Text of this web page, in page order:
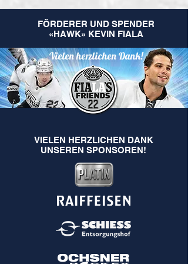
FÖRDERER UND SPENDER
«HAWK» KEVIN FIALA
Vielen herzlichen Dank!
VIELEN HERZLICHEN DANK
UNSEREN SPONSOREN!